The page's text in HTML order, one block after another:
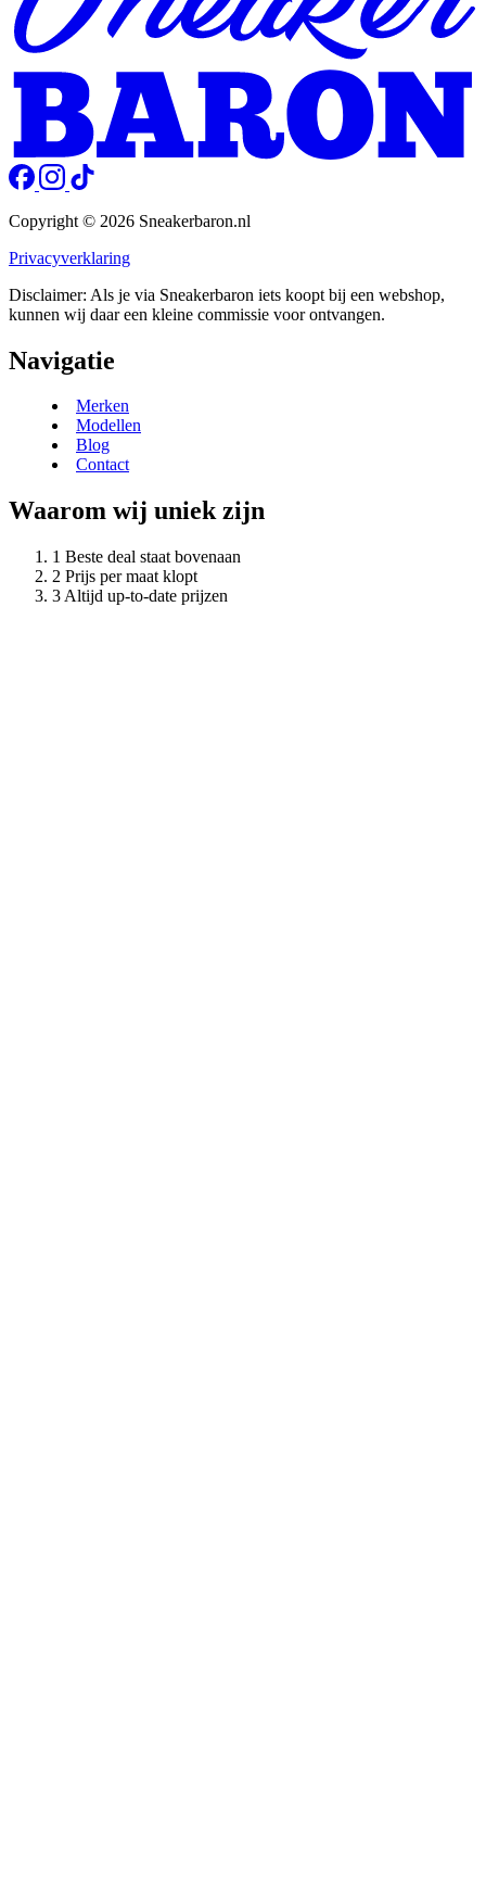
Copyright © 2026 Sneakerbaron.nl
Privacyverklaring
Disclaimer: Als je via Sneakerbaron iets koopt bij een webshop,
kunnen wij daar een kleine commissie voor ontvangen.
Navigatie
Merken
Modellen
Blog
Contact
Waarom wij uniek zijn
Beste deal staat bovenaan
Prijs per maat klopt
Altijd up-to-date prijzen